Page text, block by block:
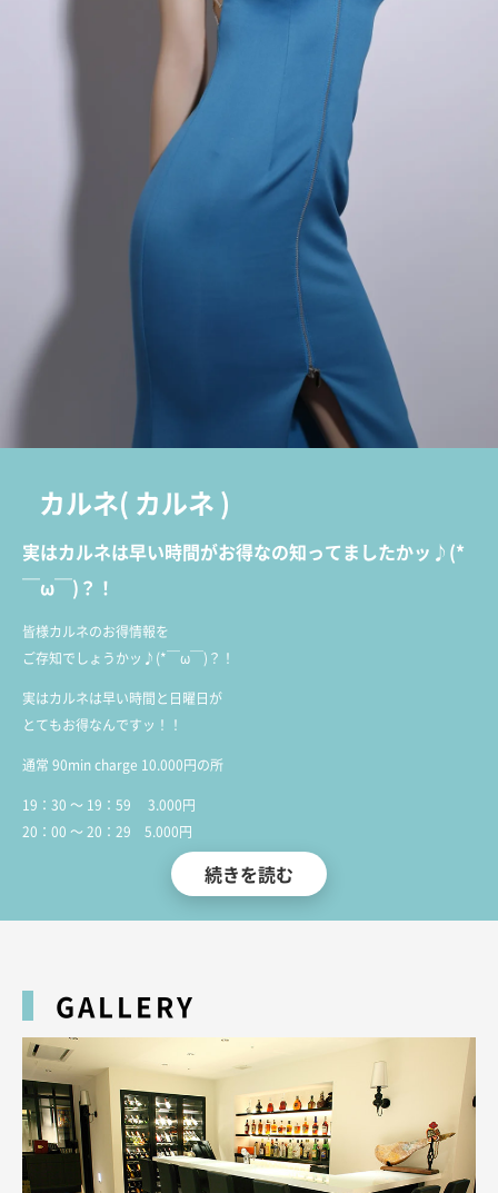
カルネ( カルネ )
実はカルネは早い時間がお得なの知ってましたかッ♪(*
￣ω￣)？！
皆様カルネのお得情報を
ご存知でしょうかッ♪(*￣ω￣)？！
実はカルネは早い時間と日曜日が
とてもお得なんですッ！！
通常 90min charge 10.000円の所
19：30 ～ 19：59 3.000円
20：00 ～ 20：29 5.000円
20：30 ～ 20：55 7.000円
こんなにお得すぎるんですッッ（T＾T）！！
そしてそして更に毎週日曜日は
オールタイム 1st Charge が
半額なんですッΣ(・ω・ノ)ノ！！
19：30 ～ 19：59 3.000円 → 1.500円！！
20：00 ～ 20：29 5.000円 → 2.500円！！
20：30 ～ 20：55 7.000円 → 3.500円！！
続きを読む
GALLERY